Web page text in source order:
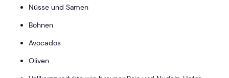
Nüsse und Samen
Bohnen
Avocados
Oliven